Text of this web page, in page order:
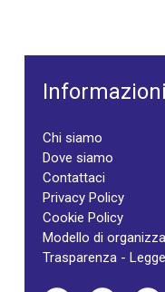
Informazioni
Chi siamo
Dove siamo
Contattaci
Privacy Policy
Cookie Policy
Modello di
Trasparenza -